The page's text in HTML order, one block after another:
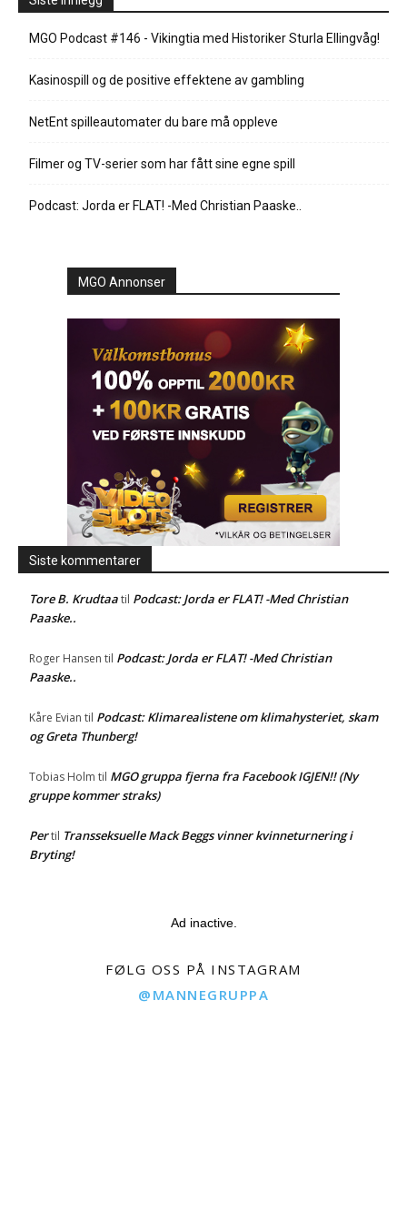
MGO Podcast #146 - Vikingtia med Historiker Sturla Ellingvåg!
Kasinospill og de positive effektene av gambling
NetEnt spilleautomater du bare må oppleve
Filmer og TV-serier som har fått sine egne spill
Podcast: Jorda er FLAT! -Med Christian Paaske..
MGO Annonser
Siste kommentarer
Tore B. Krudtaatil Podcast: Jorda er FLAT! -Med Christian
Paaske..
Roger Hansen til Podcast: Jorda er FLAT! -Med Christian
Paaske..
Kåre Evian til Podcast: Klimarealistene om klimahysteriet, skam
og Greta Thunberg!
Tobias Holm til MGO gruppa fjerna fra Facebook IGJEN!! (Ny
gruppe kommer straks)
Pertil Transseksuelle Mack Beggs vinner kvinneturnering i
Bryting!
Ad inactive.
FØLG OSS PÅ INSTAGRAM
@MANNEGRUPPA